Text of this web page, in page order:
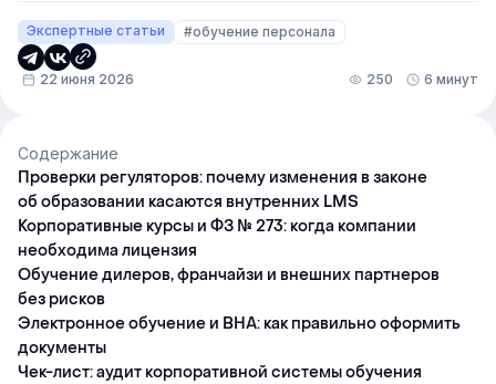
Экспертные статьи #обучение персонала
22 июня 2026 250 6 минут
Содержание
Проверки регуляторов: почему изменения в законе
об образовании касаются внутренних LMS
Корпоративные курсы и ФЗ № 273: когда компании
необходима лицензия
Обучение дилеров, франчайзи и внешних партнеров
без рисков
Электронное обучение и ВНА: как правильно оформить
документы
Чек-лист: аудит корпоративной системы обучения